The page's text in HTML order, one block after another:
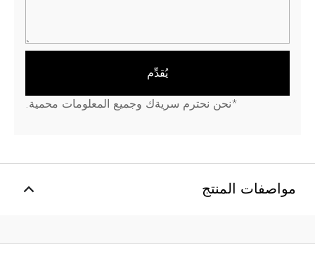
يُقدِّم
*نحن نحترم سريةك وجميع المعلومات محمية.
مواصفات المنتج